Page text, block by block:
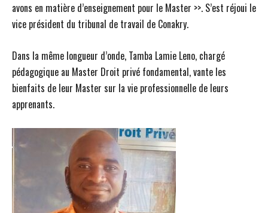
avons en matière d’enseignement pour le Master >>. S’est réjoui le
vice président du tribunal de travail de Conakry.
Dans la même longueur d’onde, Tamba Lamie Leno, chargé
pédagogique au Master Droit privé fondamental, vante les
bienfaits de leur Master sur la vie professionnelle de leurs
apprenants.